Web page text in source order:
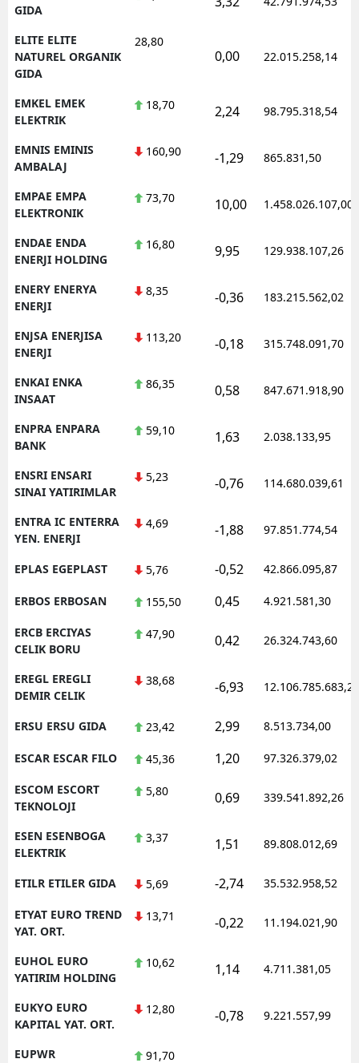
GIDA
ELITE ELITE
NATUREL ORGANIK
GIDA
28,80
0,00 22.015.258,14
EMKEL EMEK
ELEKTRIK
18,70 2,24 98.795.318,54
EMNIS EMINIS
AMBALAJ
160,90 -1,29 865.831,50
EMPAE EMPA
ELEKTRONIK
73,70 10,00 1.458.026.107,00
ENDAE ENDA
ENERJI HOLDING
16,80 9,95 129.938.107,26
ENERY ENERYA
ENERJI
8,35 -0,36 183.215.562,02
ENJSA ENERJISA
ENERJI
113,20 -0,18 315.748.091,70
ENKAI ENKA
INSAAT
86,35 0,58 847.671.918,90
ENPRA ENPARA
BANK
59,10 1,63 2.038.133,95
ENSRI ENSARI
SINAI YATIRIMLAR
5,23 -0,76 114.680.039,61
ENTRA IC ENTERRA
YEN. ENERJI
4,69 -1,88 97.851.774,54
EPLAS EGEPLAST 5,76 -0,52 42.866.095,87
ERBOS ERBOSAN 155,50 0,45 4.921.581,30
ERCB ERCIYAS
CELIK BORU
47,90 0,42 26.324.743,60
EREGL EREGLI
DEMIR CELIK
38,68 -6,93 12.106.785.683,20
ERSU ERSU GIDA 23,42 2,99 8.513.734,00
ESCAR ESCAR FILO 45,36 1,20 97.326.379,02
ESCOM ESCORT
TEKNOLOJI
5,80 0,69 339.541.892,26
ESEN ESENBOGA
ELEKTRIK
3,37 1,51 89.808.012,69
ETILR ETILER GIDA 5,69 -2,74 35.532.958,52
ETYAT EURO TREND
YAT. ORT.
13,71 -0,22 11.194.021,90
EUHOL EURO
YATIRIM HOLDING
10,62 1,14 4.711.381,05
EUKYO EURO
KAPITAL YAT. ORT.
12,80 -0,78 9.221.557,99
EUPWR
91,70